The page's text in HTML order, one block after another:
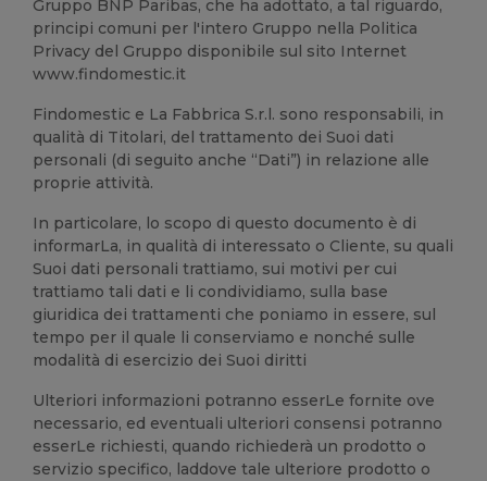
Gruppo BNP Paribas, che ha adottato, a tal riguardo,
principi comuni per l'intero Gruppo nella Politica
Privacy del Gruppo disponibile sul sito Internet
www.findomestic.it
Findomestic e La Fabbrica S.r.l. sono responsabili, in
qualità di Titolari, del trattamento dei Suoi dati
personali (di seguito anche “Dati”) in relazione alle
proprie attività.
In particolare, lo scopo di questo documento è di
informarLa, in qualità di interessato o Cliente, su quali
Suoi dati personali trattiamo, sui motivi per cui
trattiamo tali dati e li condividiamo, sulla base
giuridica dei trattamenti che poniamo in essere, sul
tempo per il quale li conserviamo e nonché sulle
modalità di esercizio dei Suoi diritti
Ulteriori informazioni potranno esserLe fornite ove
necessario, ed eventuali ulteriori consensi potranno
esserLe richiesti, quando richiederà un prodotto o
servizio specifico, laddove tale ulteriore prodotto o